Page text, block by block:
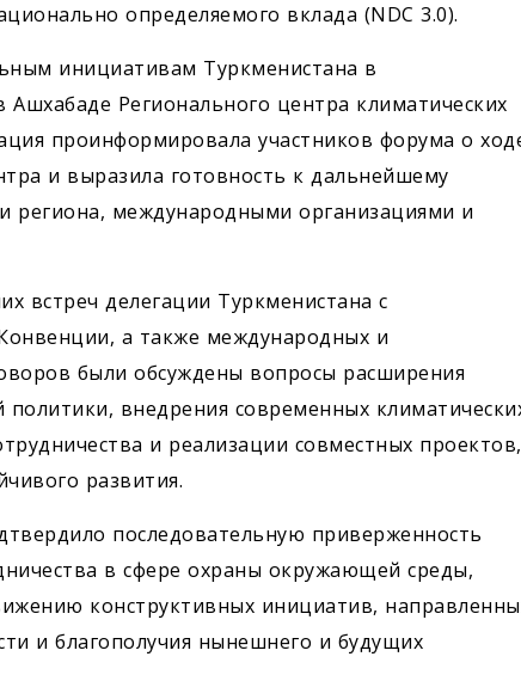
определяемого вклада (NDC 3.0).
инициативам Туркменистана в
Регионального центра климатических
проинформировала участников форума о
и выразила готовность к дальнейшему
региона, международными организациями и
встреч делегации Туркменистана с
а также международных и
были обсуждены вопросы расширения
внедрения современных
и реализации совместных проектов,
развития.
последовательную приверженность
в сфере охраны окружающей среды,
конструктивных инициатив,
и благополучия нынешнего и будущих